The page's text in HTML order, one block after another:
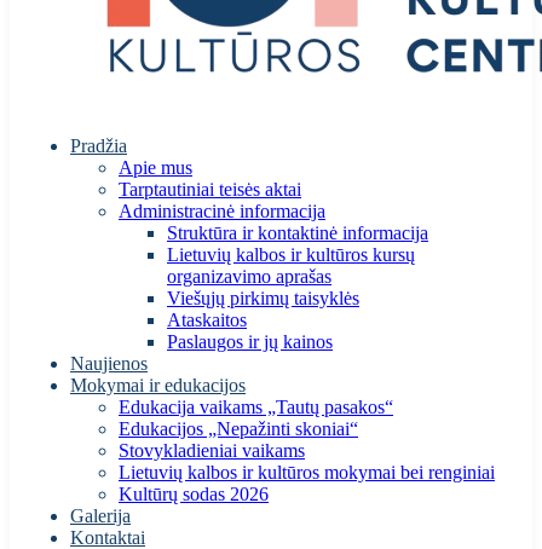
Pradžia
Apie mus
Tarptautiniai teisės aktai
Administracinė informacija
Struktūra ir kontaktinė informacija
Lietuvių kalbos ir kultūros kursų
organizavimo aprašas
Viešųjų pirkimų taisyklės
Ataskaitos
Paslaugos ir jų kainos
Naujienos
Mokymai ir edukacijos
Edukacija vaikams „Tautų pasakos“
Edukacijos „Nepažinti skoniai“
Stovykladieniai vaikams
Lietuvių kalbos ir kultūros mokymai bei renginiai
Kultūrų sodas 2026
Galerija
Kontaktai